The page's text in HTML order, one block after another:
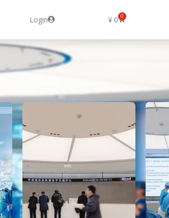
Login ¥ 0 0